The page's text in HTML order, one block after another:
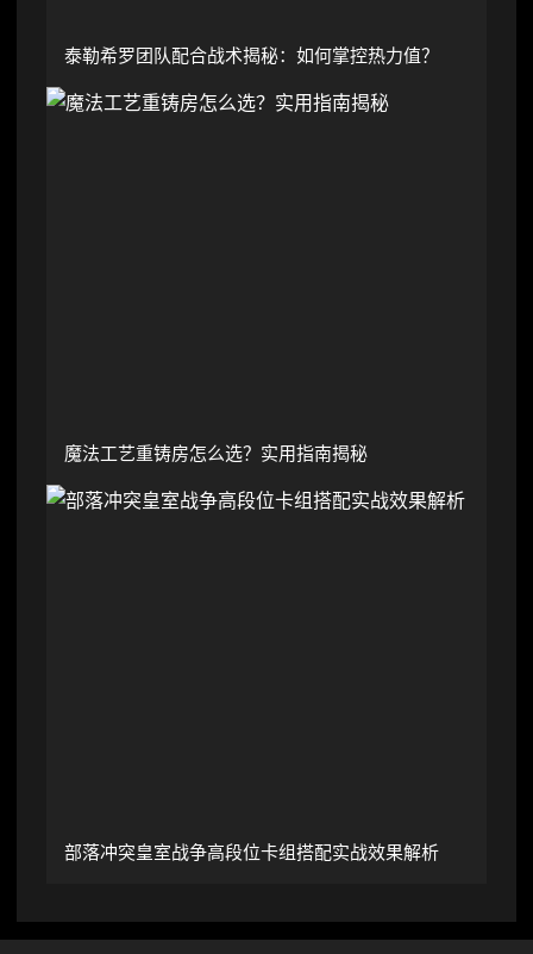
泰勒希罗团队配合战术揭秘：如何掌控热力值？
魔法工艺重铸房怎么选？实用指南揭秘
部落冲突皇室战争高段位卡组搭配实战效果解析